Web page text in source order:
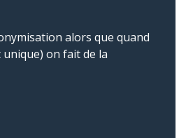
alors que quand
on fait de la